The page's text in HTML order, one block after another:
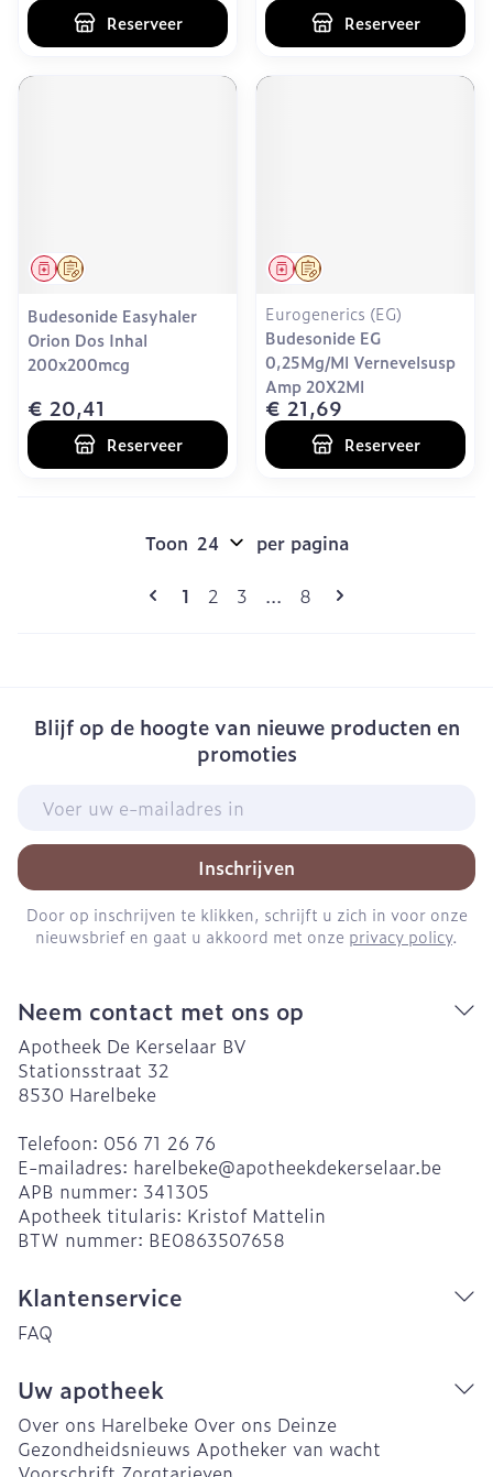
Reserveer Reserveer
Op voorschrift
Geneesmiddel
Budesonide Easyhaler
Orion Dos Inhal
200x200mcg
€ 20,41
Reserveer
Op voorschrift
Geneesmiddel
Eurogenerics (EG)
Budesonide EG
0,25Mg/Ml Vernevelsusp
Amp 20X2Ml
€ 21,69
Reserveer
Pagina's
U lees momenteel pagina
1 Pagina
2 Pagina
3 ... Pagina
8
Toon per pagina
Blijf op de hoogte van nieuwe producten en
promoties
Inschrijven
Door op inschrijven te klikken, schrijft u zich in voor onze
nieuwsbrief en gaat u akkoord met onze privacy policy.
Neem contact met ons op
Apotheek De Kerselaar BV
Stationsstraat 32
8530 Harelbeke
Telefoon: 056 71 26 76
E-mailadres: harelbeke@apotheekdekerselaar.be
APB nummer: 341305
Apotheek titularis: Kristof Mattelin
BTW nummer: BE0863507658
Klantenservice
FAQ
Uw apotheek
Over ons Harelbeke Over ons Deinze
Gezondheidsnieuws Apotheker van wacht